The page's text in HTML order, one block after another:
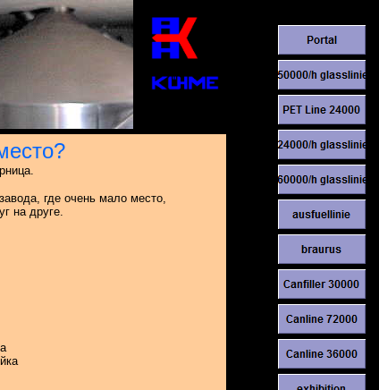
где очень мало место,
на друге.